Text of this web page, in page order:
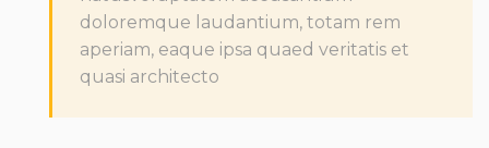
doloremque laudantium, totam rem
aperiam, eaque ipsa quaed veritatis et
quasi architecto